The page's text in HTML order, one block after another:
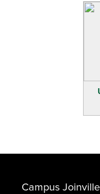
Campus Joinville